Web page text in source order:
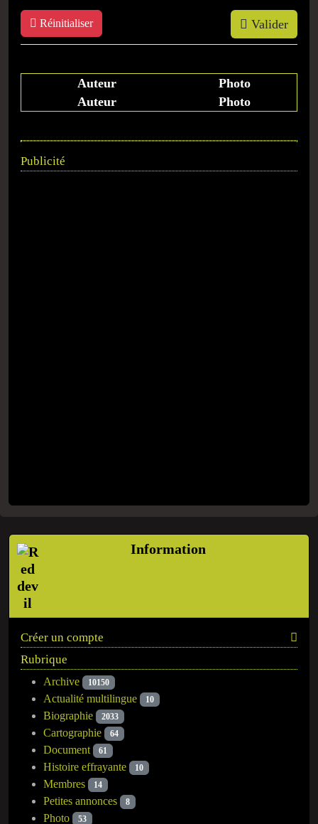
Information
Créer un compte
Rubrique
Archive 10150
Actualité multilingue 10
Biographie 2033
Cartographie 64
Document 61
Histoire effrayante 10
Membres 14
Petites annonces 8
Photo 53
Valider
Réinitialiser
Auteur
Photo
Auteur
Photo
Publicité